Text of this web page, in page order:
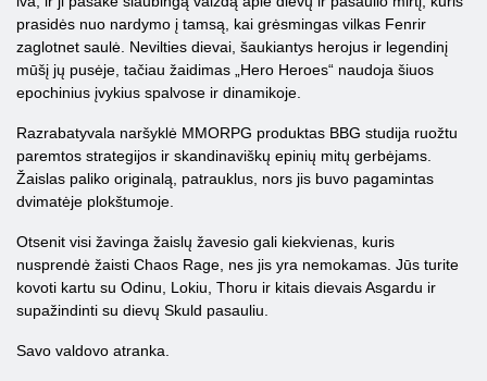
prasidės nuo nardymo į tamsą, kai grėsmingas vilkas Fenrir
zaglotnet saulė. Nevilties dievai, šaukiantys herojus ir legendinį
mūšį jų pusėje, tačiau žaidimas „Hero Heroes“ naudoja šiuos
epochinius įvykius spalvose ir dinamikoje.
Razrabatyvala naršyklė MMORPG produktas BBG studija ruožtu
paremtos strategijos ir skandinaviškų epinių mitų gerbėjams.
Žaislas paliko originalą, patrauklus, nors jis buvo pagamintas
dvimatėje plokštumoje.
Otsenit visi žavinga žaislų žavesio gali kiekvienas, kuris
nusprendė žaisti Chaos Rage, nes jis yra nemokamas. Jūs turite
kovoti kartu su Odinu, Lokiu, Thoru ir kitais dievais Asgardu ir
supažindinti su dievų Skuld pasauliu.
Savo valdovo atranka.